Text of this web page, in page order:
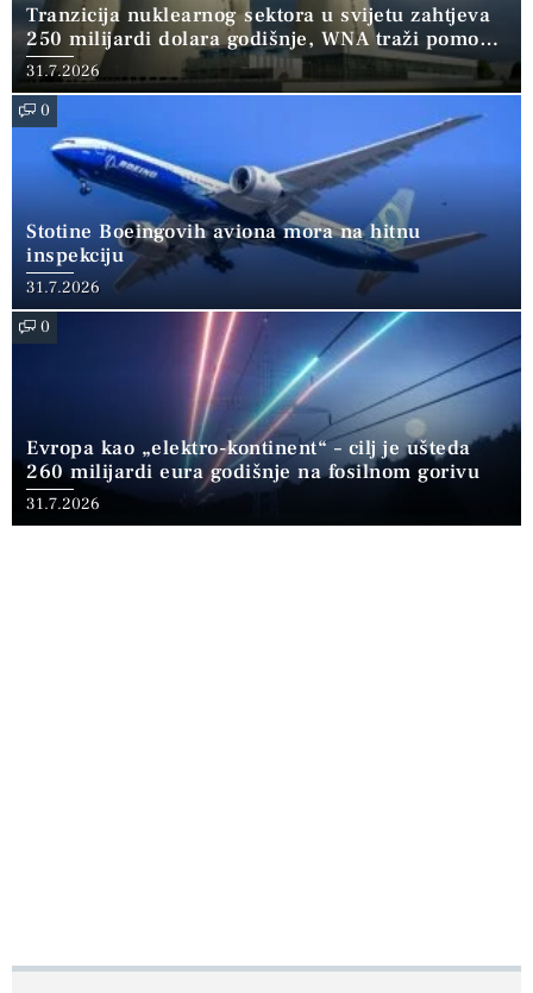
Tranzicija nuklearnog sektora u svijetu zahtjeva
250 milijardi dolara godišnje, WNA traži pomoć
banaka
31.7.2026
0
Stotine Boeingovih aviona mora na hitnu
inspekciju
31.7.2026
0
Evropa kao „elektro-kontinent“ – cilj je ušteda
260 milijardi eura godišnje na fosilnom gorivu
31.7.2026